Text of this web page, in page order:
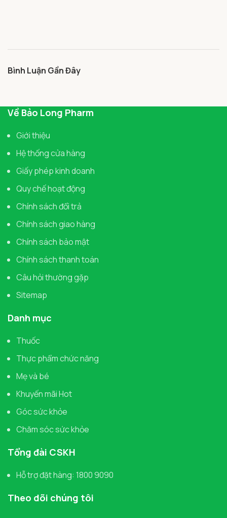
Bình Luận Gần Đây
Về Bảo Long Pharm
Giới thiệu
Hệ thống cửa hàng
Giấy phép kinh doanh
Quy chế hoạt động
Chính sách đổi trả
Chính sách giao hàng
Chính sách bảo mật
Chính sách thanh toán
Câu hỏi thường gặp
Sitemap
Danh mục
Thuốc
Thực phẩm chức năng
Mẹ và bé
Khuyến mãi Hot
Góc sức khỏe
Chăm sóc sức khỏe
Tổng đài CSKH
Hỗ trợ đặt hàng: 1800 9090
Theo dõi chúng tôi